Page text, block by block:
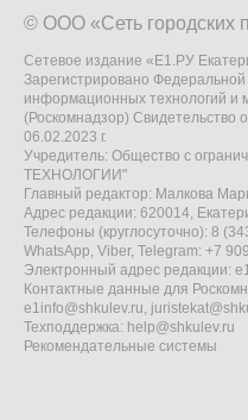
© ООО «Сеть городских
Сетевое издание «Е1.РУ
Зарегистрировано
информационных технологий и
(Роскомнадзор)
06.02.2023 г.
Учредитель: Общество с
ТЕХНОЛОГИИ"
Главный редактор: Малкова
Адрес редакции: 620014,
Телефоны (круглосуточно): 8
WhatsApp, Viber, Telegram: +7
Электронный адрес редакции:
Контактные данные для
e1info@shkulev.ru,
Техподдержка: help@shkulev.ru
Рекомендательные системы